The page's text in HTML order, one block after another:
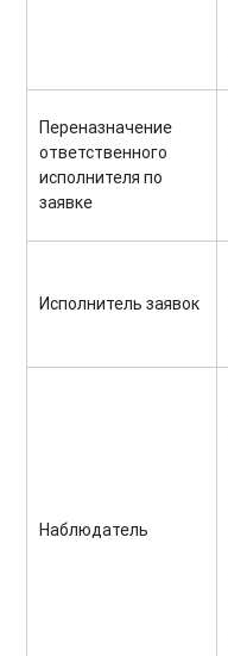
Переназначение
ответственного
исполнителя по
заявке
Исполнитель заявок
Наблюдатель